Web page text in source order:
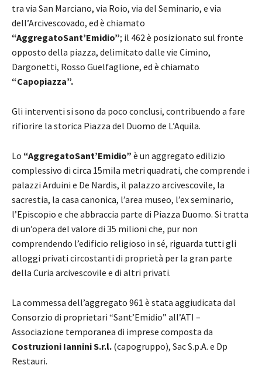
tra via San Marciano, via Roio, via del Seminario, e via
dell’Arcivescovado, ed è chiamato
“AggregatoSant’Emidio”; il 462 è posizionato sul fronte
opposto della piazza, delimitato dalle vie Cimino,
Dargonetti, Rosso Guelfaglione, ed è chiamato
“Capopiazza”.
Gli interventi si sono da poco conclusi, contribuendo a fare
rifiorire la storica Piazza del Duomo de L’Aquila.
Lo “AggregatoSant’Emidio” è un aggregato edilizio
complessivo di circa 15mila metri quadrati, che comprende i
palazzi Arduini e De Nardis, il palazzo arcivescovile, la
sacrestia, la casa canonica, l’area museo, l’ex seminario,
l’Episcopio e che abbraccia parte di Piazza Duomo. Si tratta
di un’opera del valore di 35 milioni che, pur non
comprendendo l’edificio religioso in sé, riguarda tutti gli
alloggi privati circostanti di proprietà per la gran parte
della Curia arcivescovile e di altri privati.
La commessa dell’aggregato 961 è stata aggiudicata dal
Consorzio di proprietari “Sant’Emidio” all’ATI –
Associazione temporanea di imprese composta da
Costruzioni Iannini S.r.l. (capogruppo), Sac S.p.A. e Dp
Restauri.